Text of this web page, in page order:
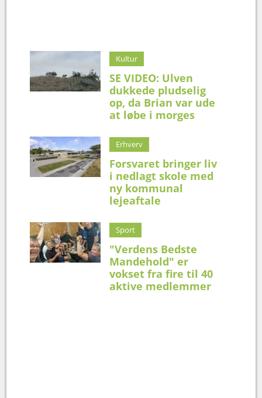
Kultur
SE VIDEO: Ulven
dukkede pludselig
op, da Brian var ude
at løbe i morges
Erhverv
Forsvaret bringer liv
i nedlagt skole med
ny kommunal
lejeaftale
Sport
"Verdens Bedste
Mandehold" er
vokset fra fire til 40
aktive medlemmer